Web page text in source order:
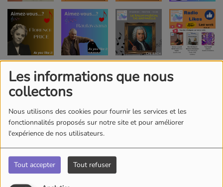
Les informations que nous
collectons
Nous utilisons des cookies pour fournir les services et les
fonctionnalités proposés sur notre site et pour améliorer
l'expérience de nos utilisateurs.
Tout accepter Tout refuser